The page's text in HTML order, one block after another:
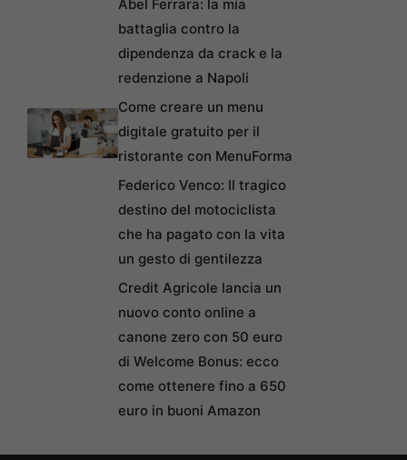
Abel Ferrara: la mia
battaglia contro la
dipendenza da crack e la
redenzione a Napoli
Come creare un menu
digitale gratuito per il
ristorante con MenuForma
Federico Venco: Il tragico
destino del motociclista
che ha pagato con la vita
un gesto di gentilezza
Credit Agricole lancia un
nuovo conto online a
canone zero con 50 euro
di Welcome Bonus: ecco
come ottenere fino a 650
euro in buoni Amazon